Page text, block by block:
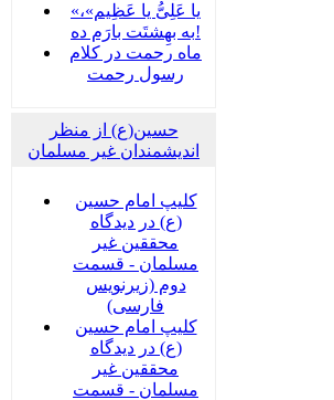
«یا عَلِیُّ یا عَظِیم»،
به بهِشتَت بارَم ده!
ماه رحمت در کلام
رسول رحمت
حسین(ع) از منظر
اندیشمندان غیر مسلمان
کلیپ امام حسین
(ع) در دیدگاه
محققین غیر
مسلمان - قسمت
دوم (زیرنویس
فارسی)
کلیپ امام حسین
(ع) در دیدگاه
محققین غیر
مسلمان - قسمت